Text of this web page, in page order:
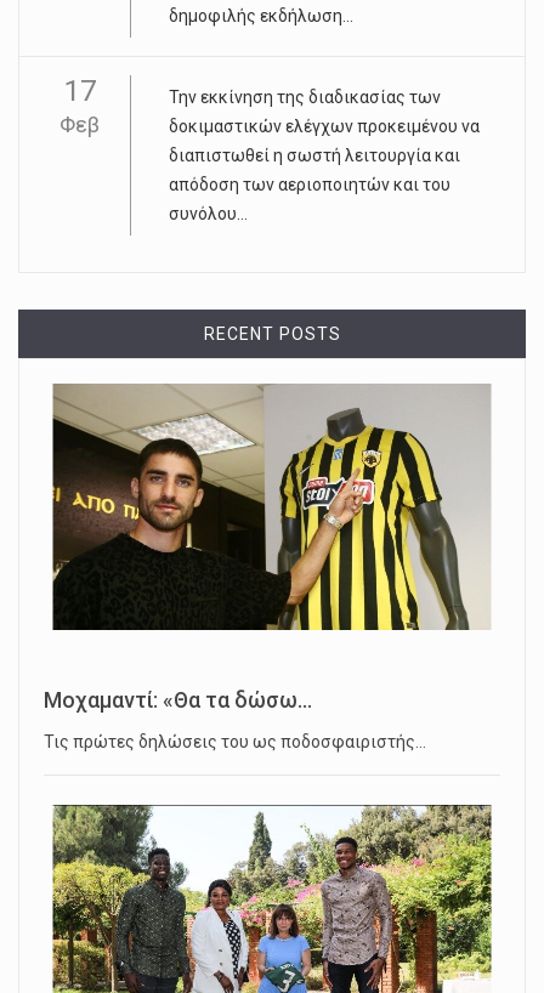
δημοφιλής εκδήλωση...
17
Φεβ
Την εκκίνηση της διαδικασίας των
δοκιμαστικών ελέγχων προκειμένου να
διαπιστωθεί η σωστή λειτουργία και
απόδοση των αεριοποιητών και του
συνόλου...
RECENT POSTS
Μοχαμαντί: «Θα τα δώσω...
Τις πρώτες δηλώσεις του ως ποδοσφαιριστής…